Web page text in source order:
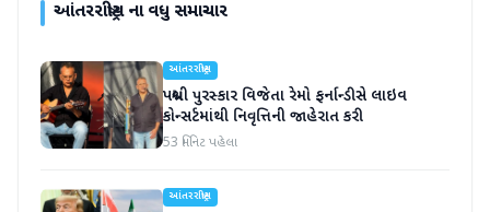
આંતરરાષ્ટ્રીયના વધુ સમાચાર
આંતરરાષ્ટ્રીય
પદ્મશ્રી પુરસ્કાર વિજેતા રેમો ફર્નાન્ડીસે લાઇવ
કોન્સર્ટમાંથી નિવૃત્તિની જાહેરાત કરી
53 મિનિટ પહેલા
આંતરરાષ્ટ્રીય